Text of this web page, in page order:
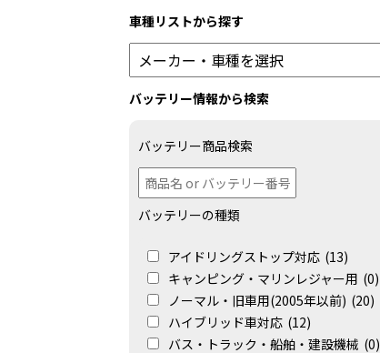
車種リストから探す
バッテリー情報から検索
バッテリー商品検索
バッテリーの種類
アイドリングストップ対応 (13)
キャンピング・マリンレジャー用 (0)
ノーマル・旧車用(2005年以前) (20)
ハイブリッド車対応 (12)
バス・トラック・船舶・建設機械 (0)